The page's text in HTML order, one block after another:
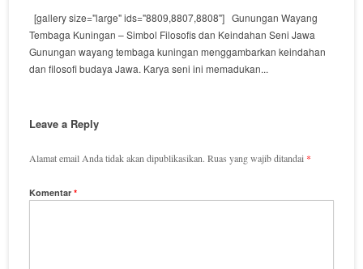
[gallery size="large" ids="8809,8807,8808"] Gunungan Wayang
Tembaga Kuningan – Simbol Filosofis dan Keindahan Seni Jawa
Gunungan wayang tembaga kuningan menggambarkan keindahan
dan filosofi budaya Jawa. Karya seni ini memadukan...
Leave a Reply
Alamat email Anda tidak akan dipublikasikan. Ruas yang wajib ditandai *
Komentar*